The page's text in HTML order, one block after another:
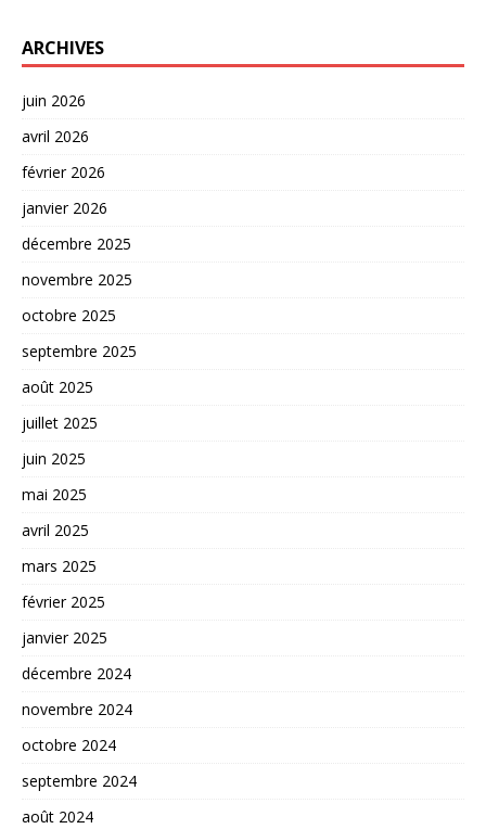
ARCHIVES
juin 2026
avril 2026
février 2026
janvier 2026
décembre 2025
novembre 2025
octobre 2025
septembre 2025
août 2025
juillet 2025
juin 2025
mai 2025
avril 2025
mars 2025
février 2025
janvier 2025
décembre 2024
novembre 2024
octobre 2024
septembre 2024
août 2024